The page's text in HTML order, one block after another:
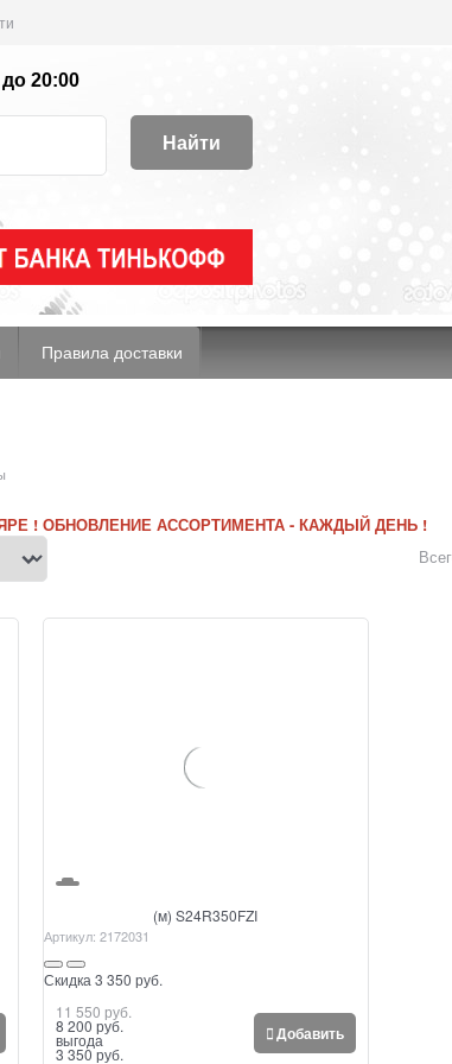
20:00
Найти
Правила доставки
! ОБНОВЛЕНИЕ АССОРТИМЕНТА - КАЖДЫЙ ДЕНЬ !
(м) S24R350FZI
Артикул: 2172031
Скидка 3 350 руб.
11 550 руб.
8 200 руб.
выгода
3 350 руб.
Добавить